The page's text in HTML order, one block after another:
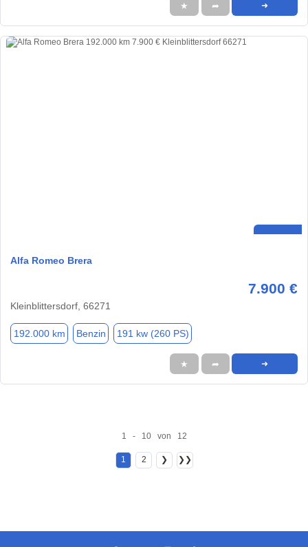
★ ➦ ➜
Alfa Romeo Brera
7.900 €
Kleinblittersdorf, 66271
192.000 km Benzin 191 kw (260 PS)
★ ➦ ➜
1 - 10 von 12
1 2 ❯ ❯❯